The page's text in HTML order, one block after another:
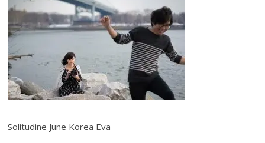
Solitudine June Korea Eva